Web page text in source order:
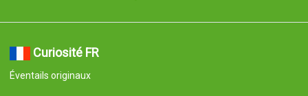
Curiosité FR
Éventails originaux